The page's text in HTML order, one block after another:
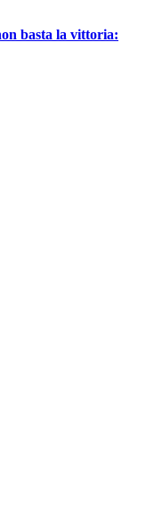
basta la vittoria: